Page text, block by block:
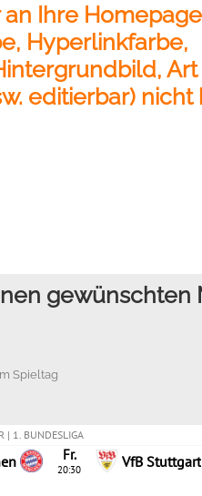
an Ihre
Hyperlinkfarbe,
editierbar) nicht
gewünschten
Spieltag